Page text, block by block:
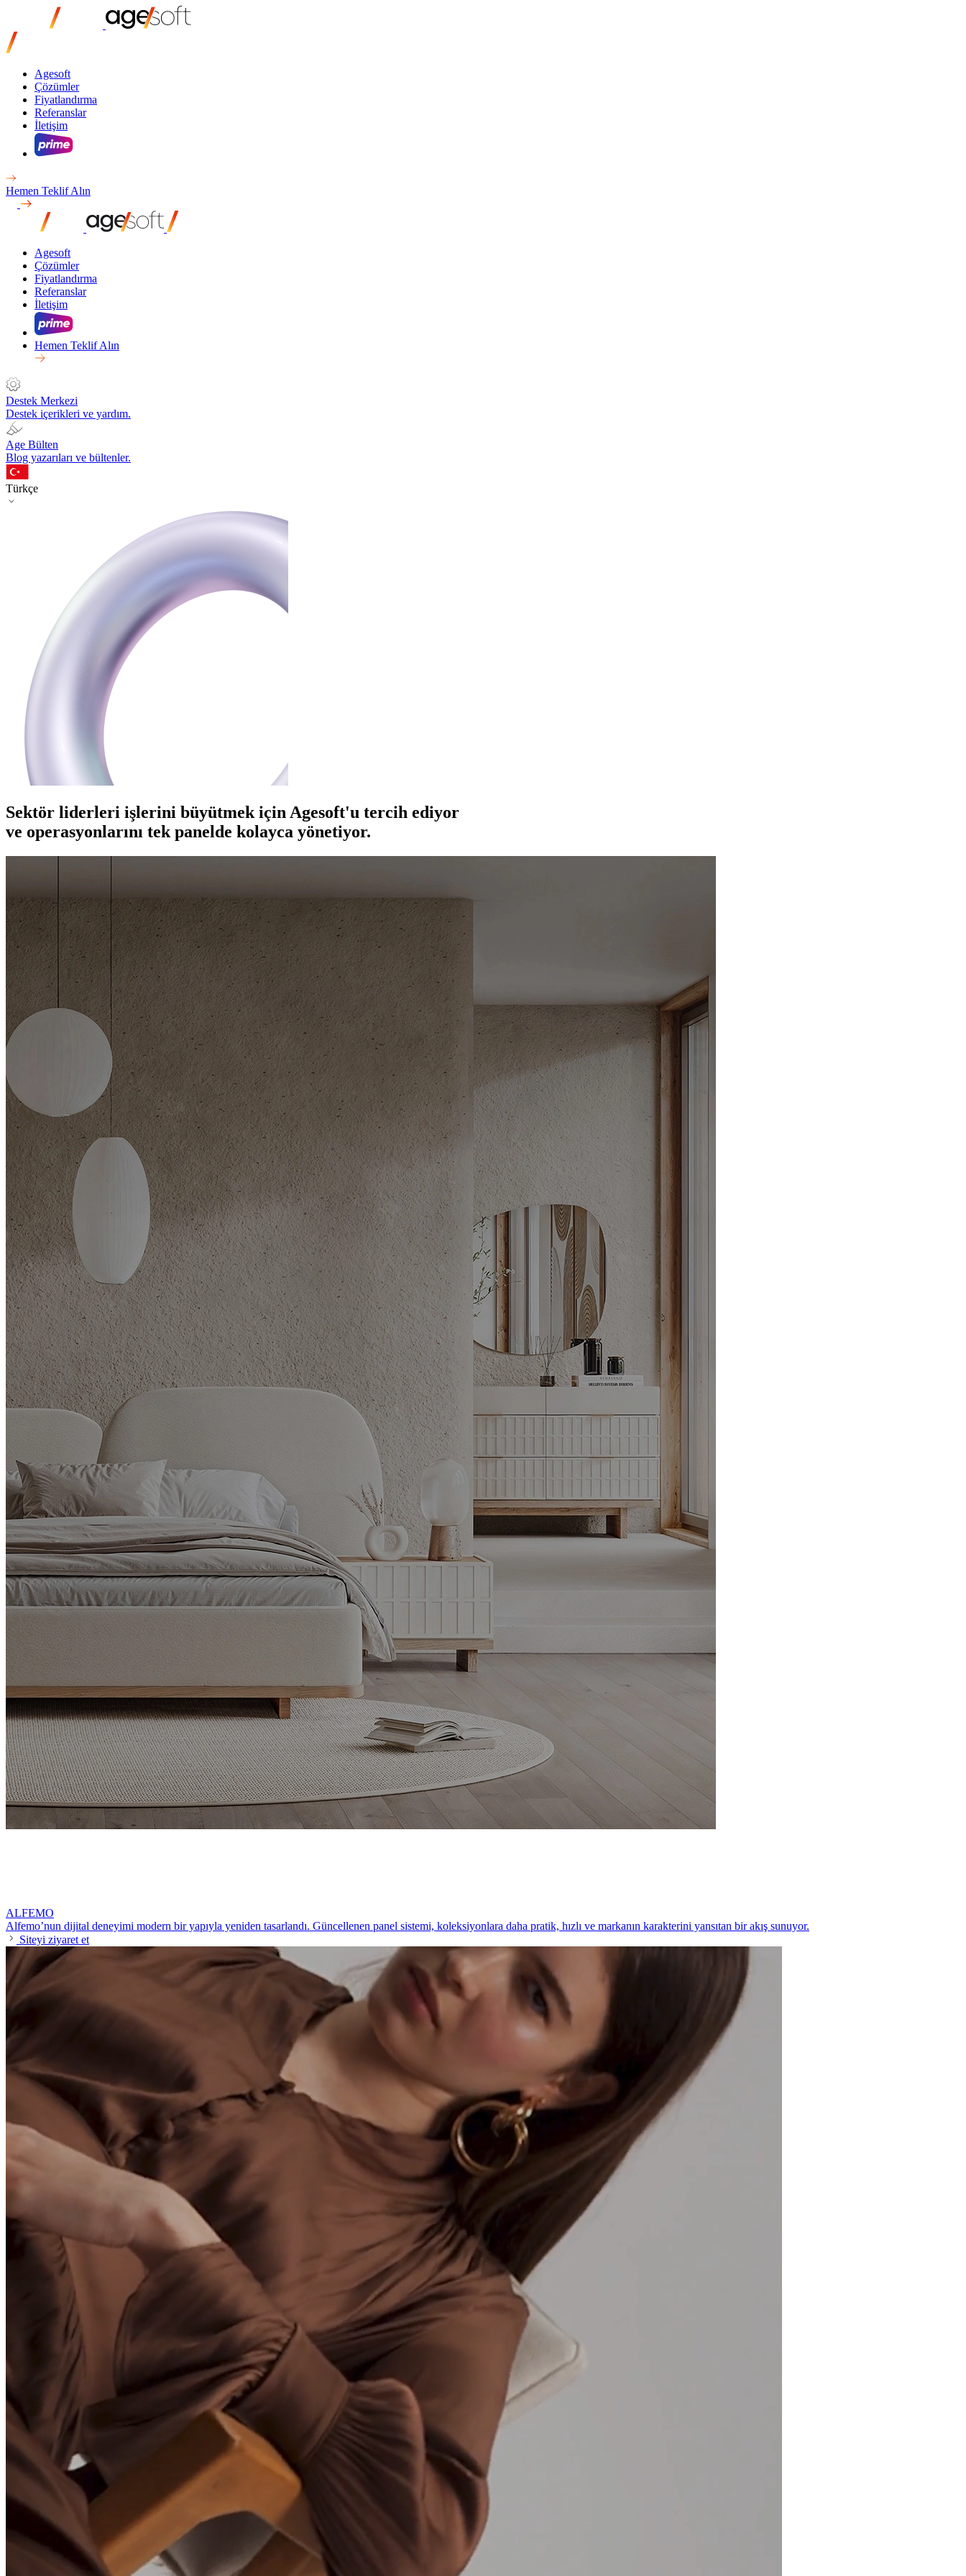
Agesoft
Çözümler
Fiyatlandırma
Referanslar
İletişim
Hemen Teklif Alın
Agesoft
Çözümler
Fiyatlandırma
Referanslar
İletişim
Hemen Teklif Alın
Destek Merkezi
Destek içerikleri ve yardım.
Age Bülten
Blog yazarıları ve bültenler.
Türkçe
Sektör liderleri işlerini büyütmek için Agesoft'u tercih ediyor
ve operasyonlarını tek panelde kolayca yönetiyor.
ALFEMO
Alfemo’nun dijital deneyimi modern bir yapıyla yeniden tasarlandı. Güncellenen panel sistemi, koleksiyonlara daha pratik, hızlı ve markanın karakterini yansıtan bir akış sunuyor.
Siteyi ziyaret et